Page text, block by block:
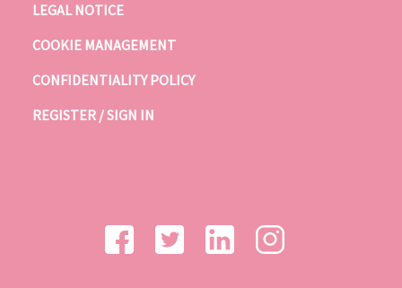
LEGAL NOTICE
COOKIE MANAGEMENT
CONFIDENTIALITY POLICY
REGISTER / SIGN IN